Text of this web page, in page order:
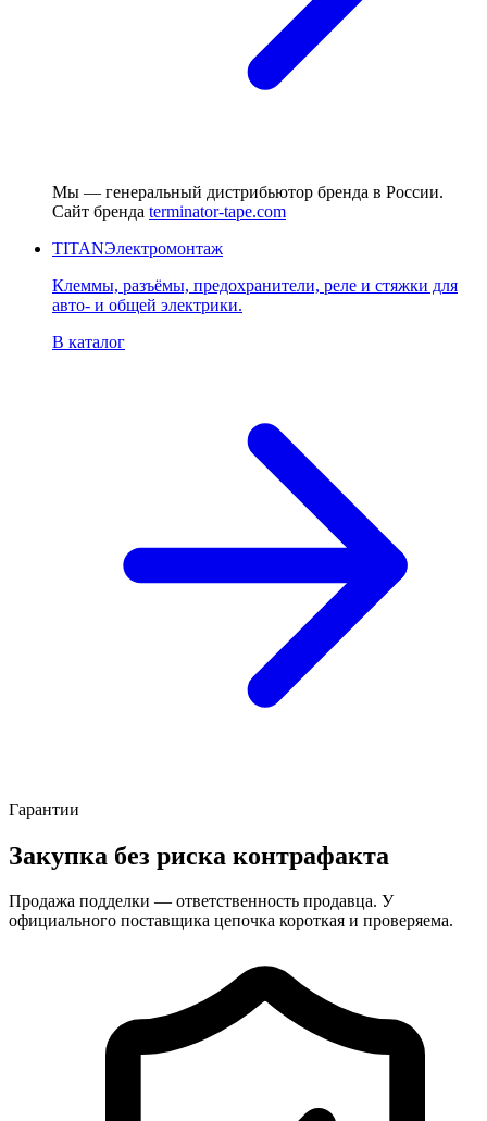
Мы — генеральный дистрибьютор бренда в России.
Сайт бренда terminator-tape.com
TITANЭлектромонтаж
Клеммы, разъёмы, предохранители, реле и стяжки для
авто- и общей электрики.
В каталог
Гарантии
Закупка без риска контрафакта
Продажа подделки — ответственность продавца. У
официального поставщика цепочка короткая и проверяема.